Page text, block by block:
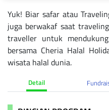
Yuk! Biar safar atau
juga berwakaf saat
traveller untuk
bersama Cheria Halal
wisata halal dunia.
Detail